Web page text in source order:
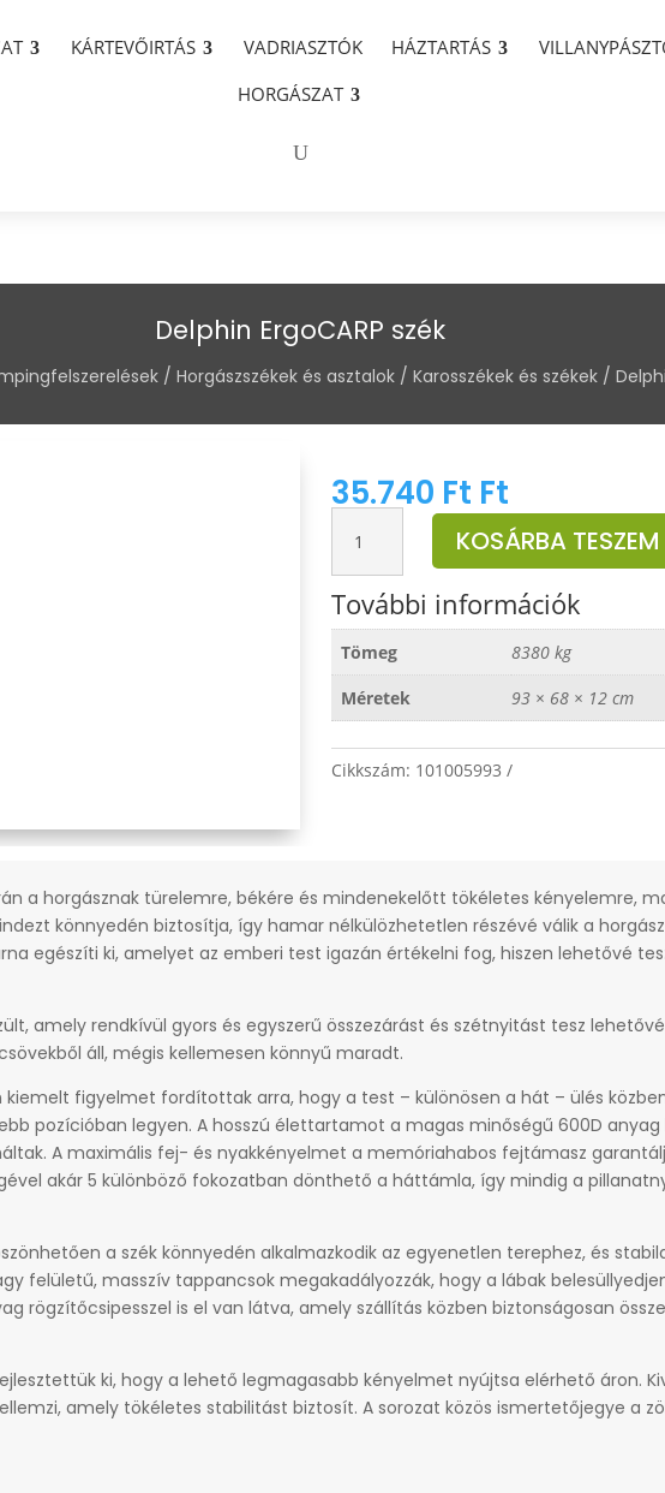
KÁRTEVŐIRTÁS VADRIASZTÓK HÁZTARTÁS
HORGÁSZAT
Delphin ErgoCARP szék
/ Horgászszékek és asztalok / Karosszékek és székek /
35.740 Ft Ft
ErgoCARP
szék
mennyiség
KOSÁRBA TESZEM
További információk
Tömeg
8380 kg
Méretek
93 × 68 × 12 cm
Cikkszám: 101005993
a horgásznak türelemre, békére és mindenekelőtt tökéletes kényelemre,
könnyedén biztosítja, így hamar nélkülözhetetlen részévé válik a
egészíti ki, amelyet az emberi test igazán értékelni fog, hiszen lehetővé
amely rendkívül gyors és egyszerű összezárást és szétnyitást tesz
áll, mégis kellemesen könnyű maradt.
kiemelt figyelmet fordítottak arra, hogy a test – különösen a hát – ülés
pozícióban legyen. A hosszú élettartamot a magas minőségű 600D
A maximális fej- és nyakkényelmet a memóriahabos fejtámasz
akár 5 különböző fokozatban dönthető a háttámla, így mindig a
a szék könnyedén alkalmazkodik az egyenetlen terephez, és
felületű, masszív tappancsok megakadályozzák, hogy a lábak
rögzítőcsipesszel is el van látva, amely szállítás közben biztonságosan
ki, hogy a lehető legmagasabb kényelmet nyújtsa elérhető áron.
amely tökéletes stabilitást biztosít. A sorozat közös ismertetőjegye a